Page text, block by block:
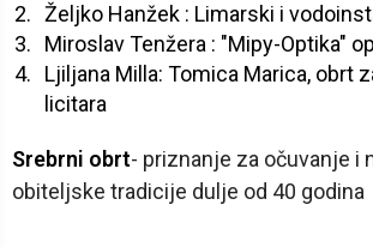
Željko Hanžek : Limarski i
Miroslav Tenžera : "Mipy-Optika"
Ljiljana Milla: Tomica Marica, obrt
licitara
Srebrni obrt- priznanje za očuvanje i
obiteljske tradicije dulje